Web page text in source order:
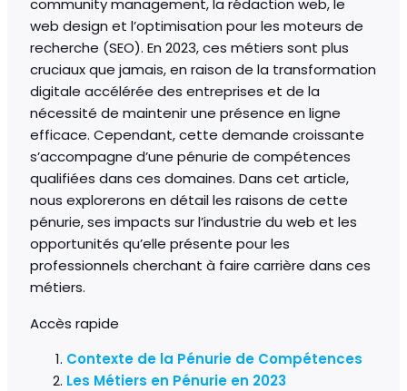
community management, la rédaction web, le
web design et l’optimisation pour les moteurs de
recherche (SEO). En 2023, ces métiers sont plus
cruciaux que jamais, en raison de la transformation
digitale accélérée des entreprises et de la
nécessité de maintenir une présence en ligne
efficace. Cependant, cette demande croissante
s’accompagne d’une pénurie de compétences
qualifiées dans ces domaines. Dans cet article,
nous explorerons en détail les raisons de cette
pénurie, ses impacts sur l’industrie du web et les
opportunités qu’elle présente pour les
professionnels cherchant à faire carrière dans ces
métiers.
Accès rapide
Contexte de la Pénurie de Compétences
Les Métiers en Pénurie en 2023